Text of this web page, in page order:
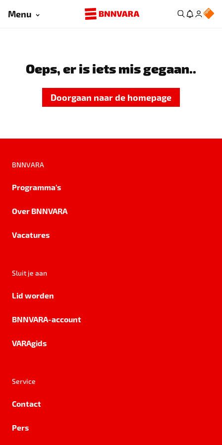
Menu
Oeps, er is iets mis gegaan..
Doorgaan naar de homepage
BNNVARA
Programma's
Over BNNVARA
Vacatures
Sluit je aan
Lid worden
BNNVARA-account
VARAgids
Service
Contact
Pers